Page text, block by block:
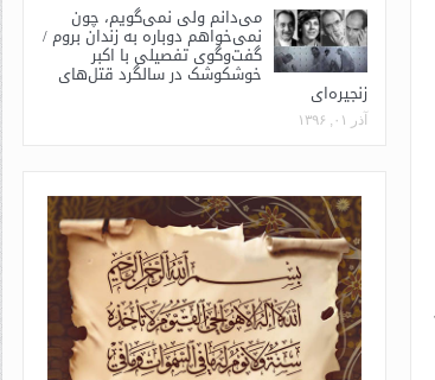
می‌دانم ولی نمی‌گویم، چون
نمی‌خواهم دوباره به زندان بروم /
گفت‌وگوی تفصیلی با اکبر
خوشکوشک در سالگرد قتل‌های
زنجیره‌ای
آذر ۰۱, ۱۳۹۶